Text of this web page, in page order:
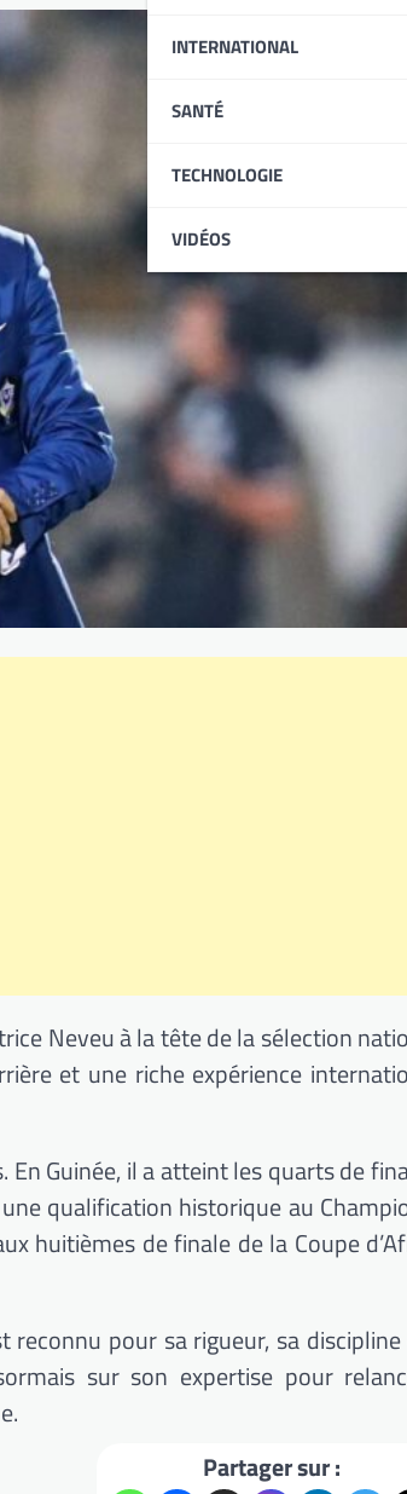
INTERNATIONAL
SANTÉ
TECHNOLOGIE
VIDÉOS
Neveuà la tête de la sélection
et une riche expérience
Guinée, il a atteint les quarts de
qualification historique au
huitièmes de finale de la Coupe
pour sa rigueur, sa
sur son expertise pour
Partager sur :